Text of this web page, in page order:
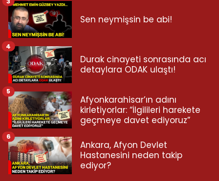
Sen neymişsin be abi!
Durak cinayeti sonrasında acı
detaylara ODAK ulaştı!
4
Afyonkarahisar’ın adını
kirletiyorlar: “İlgilileri harekete
geçmeye davet ediyoruz”
5
Ankara, Afyon Devlet
Hastanesini neden takip
ediyor?
6